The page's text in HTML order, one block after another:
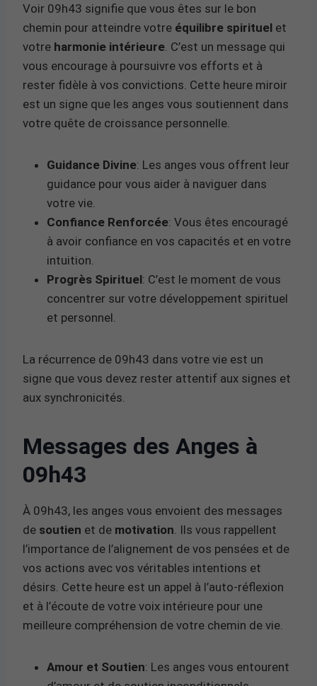
Voir 09h43 signifie que vous êtes sur le bon
chemin pour atteindre votre équilibre spirituel et
votre harmonie intérieure . C’est un message qui
vous encourage à poursuivre vos efforts et à
rester fidèle à vos convictions. Cette heure miroir
est un signe que les anges vous soutiennent dans
votre quête de croissance personnelle.
Guidance Divine: Les anges vous offrent leur
guidance pour vous aider à naviguer dans
votre vie.
Confiance Renforcée: Vous êtes encouragé
à avoir confiance en vos capacités et en votre
intuition.
Progrès Spirituel: C’est le moment de vous
concentrer sur votre développement spirituel
et personnel.
La récurrence de 09h43 dans votre vie est un
signe que vous devez rester attentif aux signes et
aux synchronicités.
Messages des Anges à
09h43
À 09h43, les anges vous envoient des messages
de soutien et de motivation . Ils vous rappellent
l’importance de l’alignement de vos pensées et de
vos actions avec vos véritables intentions et
désirs. Cette heure est un appel à l’auto-réflexion
et à l’écoute de votre voix intérieure pour une
meilleure compréhension de votre chemin de vie.
Amour et Soutien: Les anges vous entourent